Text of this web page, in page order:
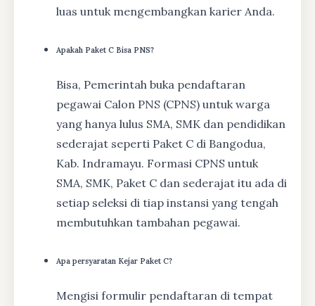
luas untuk mengembangkan karier Anda.
Apakah Paket C Bisa PNS?
Bisa, Pemerintah buka pendaftaran
pegawai Calon PNS (CPNS) untuk warga
yang hanya lulus SMA, SMK dan pendidikan
sederajat seperti Paket C di Bangodua,
Kab. Indramayu. Formasi CPNS untuk
SMA, SMK, Paket C dan sederajat itu ada di
setiap seleksi di tiap instansi yang tengah
membutuhkan tambahan pegawai.
Apa persyaratan Kejar Paket C?
Mengisi formulir pendaftaran di tempat